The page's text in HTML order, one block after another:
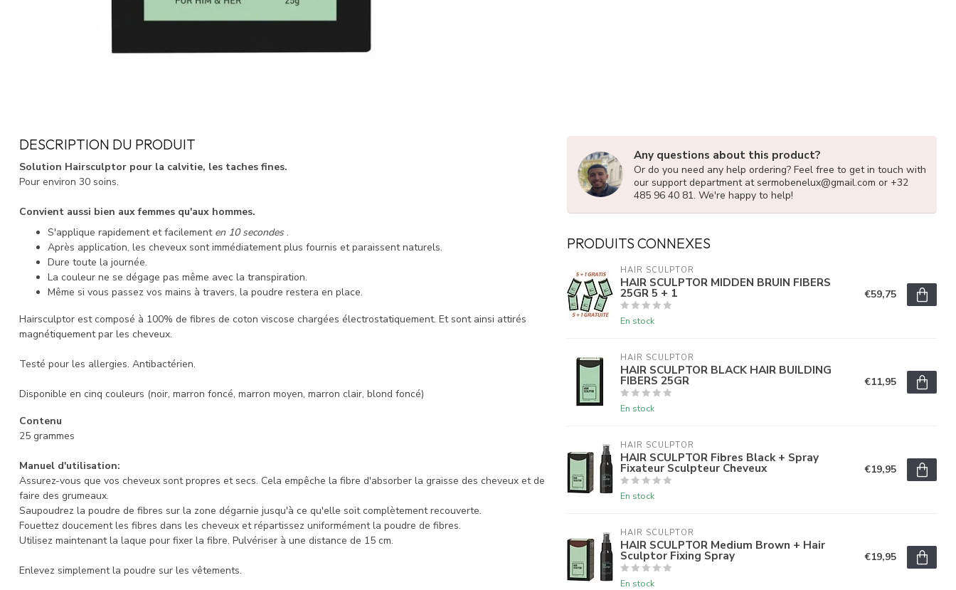
DESCRIPTION DU PRODUIT
Solution Hairsculptor pour la calvitie, les taches fines.
Pour environ 30 soins.
Convient aussi bien aux femmes qu'aux hommes.
S'applique rapidement et facilement en 10 secondes .
Après application, les cheveux sont immédiatement plus fournis et paraissent naturels.
Dure toute la journée.
La couleur ne se dégage pas même avec la transpiration.
Même si vous passez vos mains à travers, la poudre restera en place.
Hairsculptor est composé à 100% de fibres de coton viscose chargées électrostatiquement. Et sont ainsi attirés
magnétiquement par les cheveux.
Testé pour les allergies. Antibactérien.
Disponible en cinq couleurs (noir, marron foncé, marron moyen, marron clair, blond foncé)
Contenu
25 grammes
Manuel d'utilisation:
Assurez-vous que vos cheveux sont propres et secs. Cela empêche la fibre d'absorber la graisse des cheveux et de
faire des grumeaux.
Saupoudrez la poudre de fibres sur la zone dégarnie jusqu'à ce qu'elle soit complètement recouverte.
Fouettez doucement les fibres dans les cheveux et répartissez uniformément la poudre de fibres.
Utilisez maintenant la laque pour fixer la fibre. Pulvériser à une distance de 15 cm.
Enlevez simplement la poudre sur les vêtements.
Any questions about this product?
Or do you need any help ordering? Feel free to get in touch with
our support department at sermobenelux@gmail.com or +32
485 96 40 81. We're happy to help!
PRODUITS CONNEXES
HAIR SCULPTOR
HAIR SCULPTOR MIDDEN BRUIN FIBERS
25GR 5 + 1
En stock
€59,75
HAIR SCULPTOR
HAIR SCULPTOR BLACK HAIR BUILDING
FIBERS 25GR
En stock
€11,95
HAIR SCULPTOR
HAIR SCULPTOR Fibres Black + Spray
Fixateur Sculpteur Cheveux
En stock
€19,95
HAIR SCULPTOR
HAIR SCULPTOR Medium Brown + Hair
Sculptor Fixing Spray
En stock
€19,95